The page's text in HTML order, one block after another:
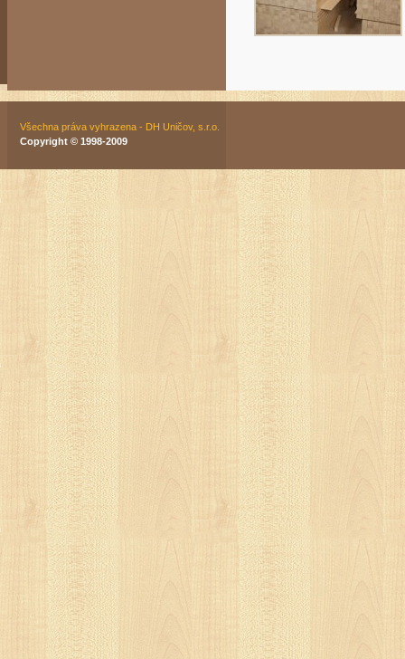
Všechna práva vyhrazena - DH Uničov, s.r.o.
Copyright © 1998-2009